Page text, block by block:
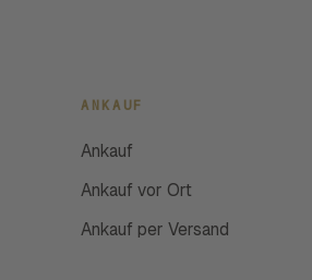
ANKAUF
Ankauf
Ankauf vor Ort
Ankauf per Versand